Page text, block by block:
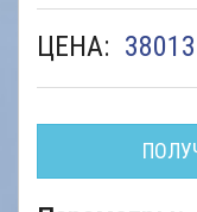
РАБОТЫ
КОНТАКТЫ
ЦЕНА: 38013